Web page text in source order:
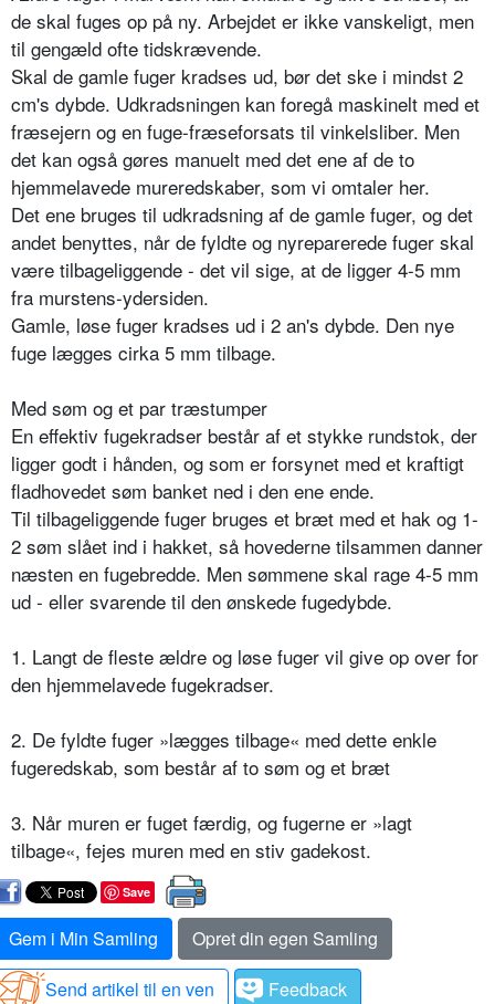
de skal fuges op på ny. Arbejdet er ikke vanskeligt, men
til gengæld ofte tidskrævende.
Skal de gamle fuger kradses ud, bør det ske i mindst 2
cm's dybde. Udkradsningen kan foregå maskinelt med et
fræsejern og en fuge-fræseforsats til vinkelsliber. Men
det kan også gøres manuelt med det ene af de to
hjemmelavede mureredskaber, som vi omtaler her.
Det ene bruges til udkradsning af de gamle fuger, og det
andet benyttes, når de fyldte og nyreparerede fuger skal
være tilbageliggende - det vil sige, at de ligger 4-5 mm
fra murstens-ydersiden.
Gamle, løse fuger kradses ud i 2 an's dybde. Den nye
fuge lægges cirka 5 mm tilbage.
Med søm og et par træstumper
En effektiv fugekradser består af et stykke rundstok, der
ligger godt i hånden, og som er forsynet med et kraftigt
fladhovedet søm banket ned i den ene ende.
Til tilbageliggende fuger bruges et bræt med et hak og 1-
2 søm slået ind i hakket, så hovederne tilsammen danner
næsten en fugebredde. Men sømmene skal rage 4-5 mm
ud - eller svarende til den ønskede fugedybde.
1. Langt de fleste ældre og løse fuger vil give op over for
den hjemmelavede fugekradser.
2. De fyldte fuger »lægges tilbage« med dette enkle
fugeredskab, som består af to søm og et bræt
3. Når muren er fuget færdig, og fugerne er »lagt
tilbage«, fejes muren med en stiv gadekost.
Save
Gem i Min Samling
Opret din egen Samling
Send artikel til en ven
Feedback